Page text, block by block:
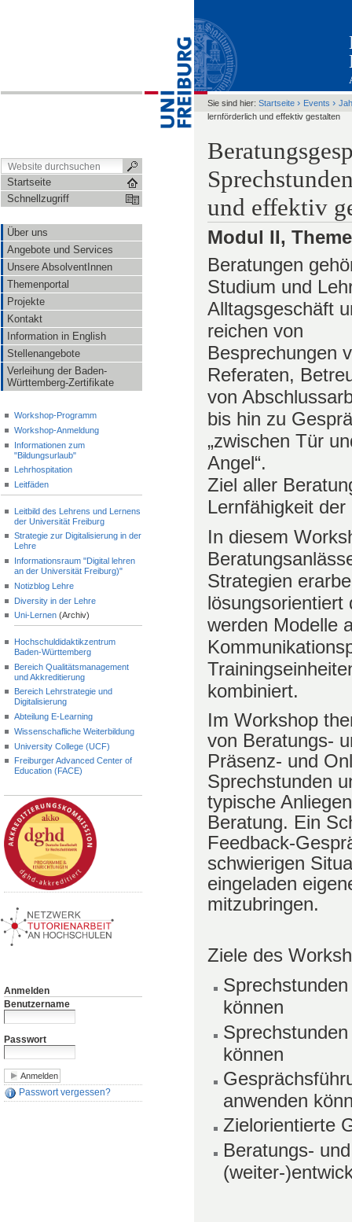
Startseite
Schnellzugriff
Über uns
Angebote und Services
Unsere AbsolventInnen
Themenportal
Projekte
Kontakt
Information in English
Stellenangebote
Verleihung der Baden-
Württemberg-Zertifikate
Workshop-Programm
Workshop-Anmeldung
Informationen zum
"Bildungsurlaub"
Lehrhospitation
Leitfäden
Leitbild des Lehrens und Lernens
der Universität Freiburg
Strategie zur Digitalisierung in der
Lehre
Informationsraum "Digital lehren
an der Universität Freiburg)"
Notizblog Lehre
Diversity in der Lehre
Uni-Lernen(Archiv)
Hochschuldidaktikzentrum
Baden-Württemberg
Bereich Qualitätsmanagement
und Akkreditierung
Bereich Lehrstrategie und
Digitalisierung
Abteilung E-Learning
Wissenschafliche Weiterbildung
University College (UCF)
Freiburger Advanced Center of
Education (FACE)
Anmelden
Benutzername
Passwort
Passwort vergessen?
Sie sind hier: Startseite › Events ›
lernförderlich und effektiv gestalten
und effektiv
Modul II,
Beratungen
Studium und
Alltagsgeschäft
reichen von
Besprechungen
Referaten,
von
bis hin zu
„zwischen Tür
Angel“.
Ziel aller
Lernfähigkeit
In diesem
Strategien
lösungsorientiert
werden Modelle
kombiniert.
Im Workshop
von Beratungs-
Präsenz- und
Sprechstunden
typische
Beratung. Ein
Feedback-
schwierigen
eingeladen
mitzubringen.
Ziele des
können
können
anwenden
Zielorientierte
Beratungs-
(weiter-